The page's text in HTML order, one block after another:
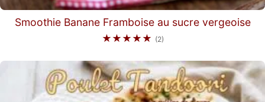
Smoothie Banane Framboise au sucre vergeoise
★★★★★ (2)